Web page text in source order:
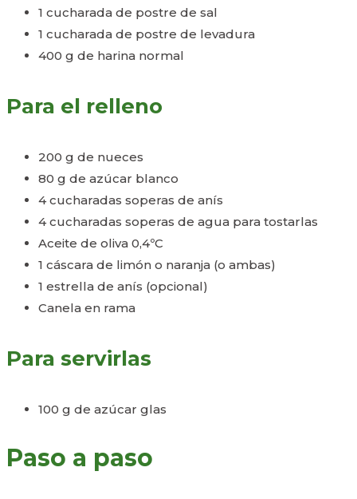
1 cucharada de postre de sal
1 cucharada de postre de levadura
400 g de harina normal
Para el relleno
200 g de nueces
80 g de azúcar blanco
4 cucharadas soperas de anís
4 cucharadas soperas de agua para tostarlas
Aceite de oliva 0,4ºC
1 cáscara de limón o naranja (o ambas)
1 estrella de anís (opcional)
Canela en rama
Para servirlas
100 g de azúcar glas
Paso a paso